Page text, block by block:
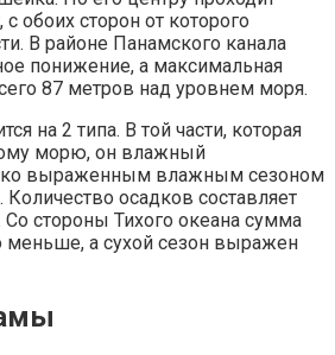
обоих сторон от которого
В районе Панамского канала
понижение, а максимальная
87 метров над уровнем моря.
на 2 типа. В той части, которая
морю, он влажный
выраженным влажным сезоном
Количество осадков составляет
стороны Тихого океана сумма
меньше, а сухой сезон выражен